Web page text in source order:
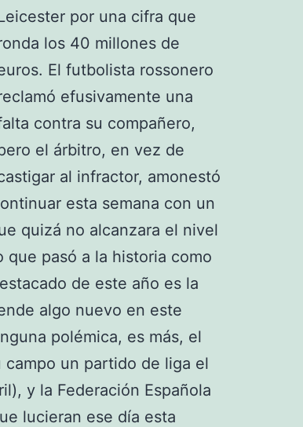
por una cifra que
los 40 millones de
El futbolista rossonero
efusivamente una
contra su compañero,
el árbitro, en vez de
al infractor, amonestó
esta semana con un
quizá no alcanzara el nivel
pasó a la historia como
de este año es la
algo nuevo en este
polémica, es más, el
un partido de liga el
y la Federación Española
lucieran ese día esta